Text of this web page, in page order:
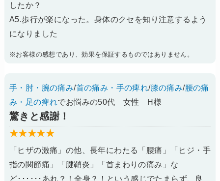
したか？
A5.歩行が楽になった。身体のクセを知り注意するよう
になりました
※お客様の感想であり、効果を保証するものではありません。
手・肘・腕の痛み/首の痛み・手の痺れ/膝の痛み/腰の痛
み・足の痺れでお悩みの50代 女性 H様
驚きと感謝！
★★★★★
「ヒザの激痛」の他、長年にわたる「腰痛」「ヒジ・手
指の関節痛」「腱鞘炎」「首まわりの痛み」な
ど･･････あれ？！全身？！という感じでたまらず、良